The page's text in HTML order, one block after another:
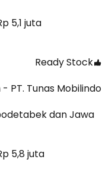
5,1 juta
Ready Stock
PT. Tunas Mobilindo
dan Jawa
5,8 juta